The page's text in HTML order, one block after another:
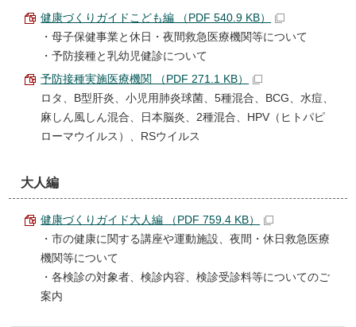
健康づくりガイドこども編 （PDF 540.9 KB）
・母子保健事業と休日・夜間救急医療機関等について
・予防接種と乳幼児健診について
予防接種実施医療機関 （PDF 271.1 KB）
ロタ、B型肝炎、小児用肺炎球菌、5種混合、BCG、水痘、
麻しん風しん混合、日本脳炎、2種混合、HPV（ヒトパピ
ローマウイルス）、RSウイルス
大人編
健康づくりガイド大人編 （PDF 759.4 KB）
・市の健康に関する講座や運動施設、夜間・休日救急医療
機関等について
・各検診の対象者、検診内容、検診受診料等についてのご
案内